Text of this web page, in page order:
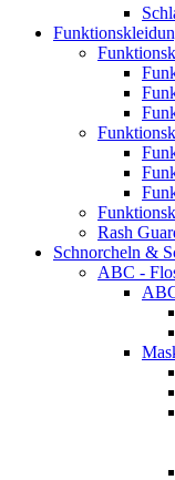
Rash
Schnorcheln &
ABC -